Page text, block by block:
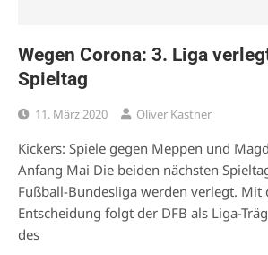
Wegen Corona: 3. Liga
Spieltag
11. März 2020 Oliver Kastner
Kickers: Spiele gegen Meppen und
Anfang Mai Die beiden nächsten
Fußball-Bundesliga werden verlegt. Mit
Entscheidung folgt der DFB als Liga-
des